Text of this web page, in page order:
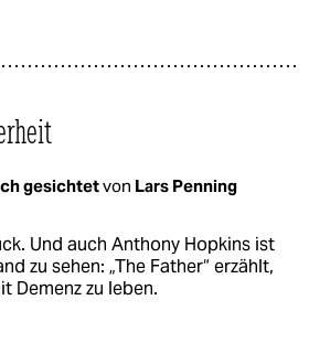
gesichtetvon Lars Penning
Und auch Anthony Hopkins ist
zu sehen: „The Father“ erzählt,
Demenz zu leben.